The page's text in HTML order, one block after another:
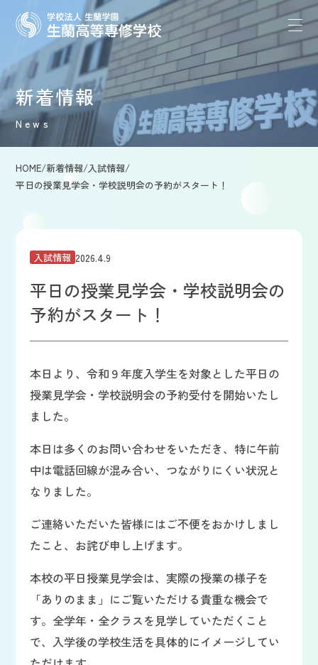
新着情報
News
HOME/新着情報/入試情報/
平日の授業見学会・学校説明会の予約がスタート！
入試情報 2026.4.9
平日の授業見学会・学校説明会の
予約がスタート！
本日より、令和９年度入学生を対象とした平日の
授業見学会・学校説明会の予約受付を開始いたし
ました。
本日は多くのお問い合わせをいただき、特に午前
中は電話回線が混み合い、つながりにくい状況と
なりました。
ご連絡いただいた皆様にはご不便をおかけしまし
たこと、お詫び申し上げます。
本校の平日授業見学会は、実際の授業の様子を
「ありのまま」にご覧いただける貴重な機会で
す。全学年・全クラスを見学していただくこと
で、入学後の学校生活を具体的にイメージしてい